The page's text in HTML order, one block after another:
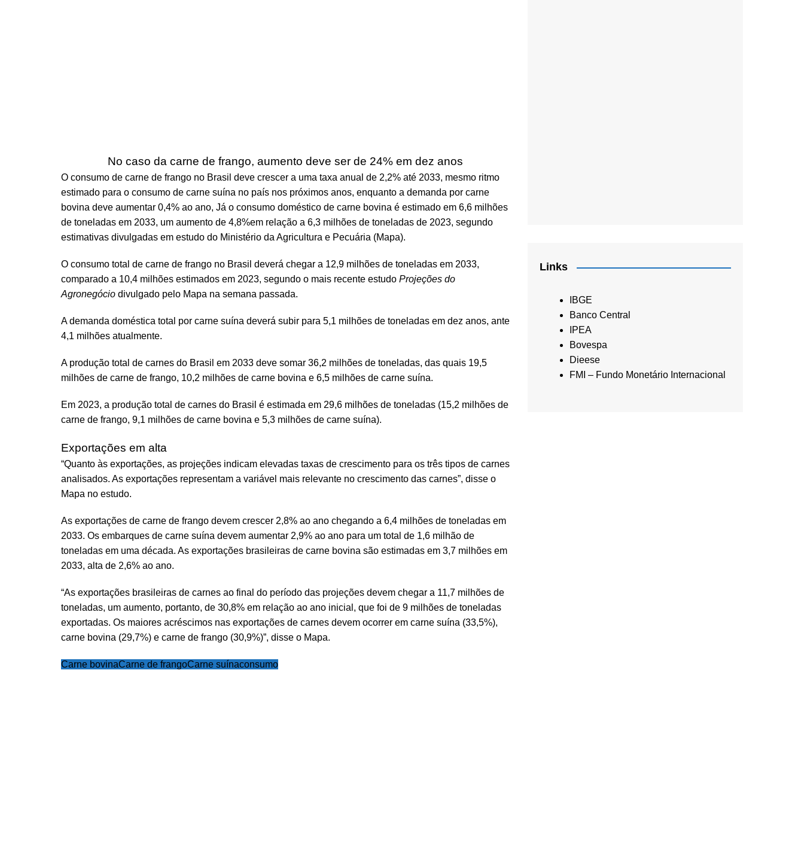
No caso da carne de frango, aumento deve ser de 24% em dez anos
O consumo de carne de frango no Brasil deve crescer a uma taxa anual de 2,2% até 2033, mesmo ritmo
estimado para o consumo de carne suína no país nos próximos anos, enquanto a demanda por carne
bovina deve aumentar 0,4% ao ano, Já o consumo doméstico de carne bovina é estimado em 6,6 milhões
de toneladas em 2033, um aumento de 4,8%em relação a 6,3 milhões de toneladas de 2023, segundo
estimativas divulgadas em estudo do Ministério da Agricultura e Pecuária (Mapa).
O consumo total de carne de frango no Brasil deverá chegar a 12,9 milhões de toneladas em 2033,
comparado a 10,4 milhões estimados em 2023, segundo o mais recente estudo Projeções do
Agronegócio divulgado pelo Mapa na semana passada.
A demanda doméstica total por carne suína deverá subir para 5,1 milhões de toneladas em dez anos, ante
4,1 milhões atualmente.
A produção total de carnes do Brasil em 2033 deve somar 36,2 milhões de toneladas, das quais 19,5
milhões de carne de frango, 10,2 milhões de carne bovina e 6,5 milhões de carne suína.
Em 2023, a produção total de carnes do Brasil é estimada em 29,6 milhões de toneladas (15,2 milhões de
carne de frango, 9,1 milhões de carne bovina e 5,3 milhões de carne suína).
Exportações em alta
“Quanto às exportações, as projeções indicam elevadas taxas de crescimento para os três tipos de carnes
analisados. As exportações representam a variável mais relevante no crescimento das carnes”, disse o
Mapa no estudo.
As exportações de carne de frango devem crescer 2,8% ao ano chegando a 6,4 milhões de toneladas em
2033. Os embarques de carne suína devem aumentar 2,9% ao ano para um total de 1,6 milhão de
toneladas em uma década. As exportações brasileiras de carne bovina são estimadas em 3,7 milhões em
2033, alta de 2,6% ao ano.
“As exportações brasileiras de carnes ao final do período das projeções devem chegar a 11,7 milhões de
toneladas, um aumento, portanto, de 30,8% em relação ao ano inicial, que foi de 9 milhões de toneladas
exportadas. Os maiores acréscimos nas exportações de carnes devem ocorrer em carne suína (33,5%),
carne bovina (29,7%) e carne de frango (30,9%)”, disse o Mapa.
Carne bovinaCarne de frangoCarne suínaconsumo
Links
IBGE
Banco Central
IPEA
Bovespa
Dieese
FMI – Fundo Monetário Internacional